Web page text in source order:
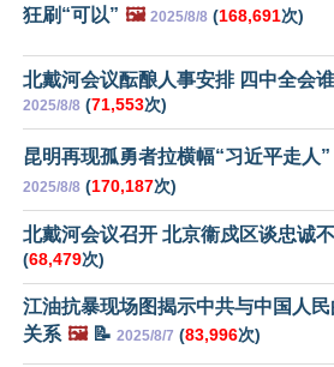
狂刷“可以” 🖼️ 2025/8/8 (168,691次)
北戴河会议酝酿人事安排 四中全会
2025/8/8 (71,553次)
昆明再现孤勇者拉横幅“习近平走人”
2025/8/8 (170,187次)
北戴河会议召开 北京衞戍区谈忠诚
(68,479次)
江油抗暴现场图揭示中共与中国人
关系 🖼️📝 2025/8/7 (83,996次)